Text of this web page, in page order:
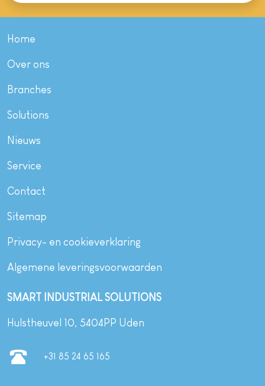
Home
Over ons
Branches
Solutions
Nieuws
Service
Contact
Sitemap
Privacy- en cookieverklaring
Algemene leveringsvoorwaarden
SMART INDUSTRIAL SOLUTIONS
Hulstheuvel 10, 5404PP Uden
+31 85 24 65 165